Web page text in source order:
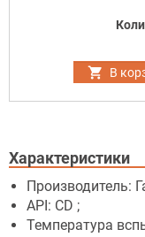
В
Характеристики
Производитель:
API: CD ;
Температура